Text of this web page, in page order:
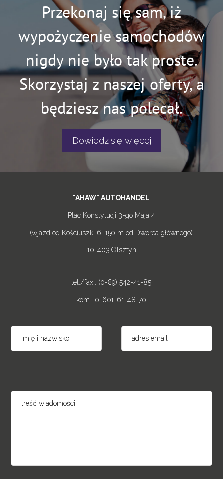
Przekonaj się sam, iż
wypożyczenie samochodów
nigdy nie było tak proste.
Skorzystaj z naszej oferty, a
będziesz nas polecał.
Dowiedz się więcej
"AHAW" AUTOHANDEL
Plac Konstytucji 3-go Maja 4
(wjazd od Kościuszki 6, 150 m od Dworca głównego)
10-403 Olsztyn
tel./fax.: (0-89) 542-41-85
kom.: 0-601-61-48-70